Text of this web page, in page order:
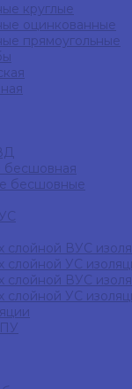
круглые
оцинкованные
прямоугольные
бесшовная
бесшовные
слойной ВУС
слойной УС
слойной ВУС
слойной УС